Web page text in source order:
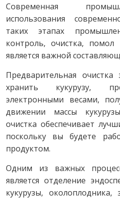
Современная
использования
таких этапах
контроль, очистка,
является важной
Предварительная
хранить кукурузу,
электронными весами,
движении массы
очистка обеспечивает
поскольку вы будете
продуктом.
Одним из важных
является отделение
кукурузы,